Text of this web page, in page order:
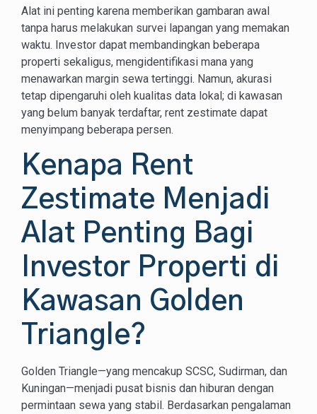
Alat ini penting karena memberikan gambaran awal
tanpa harus melakukan survei lapangan yang memakan
waktu. Investor dapat membandingkan beberapa
properti sekaligus, mengidentifikasi mana yang
menawarkan margin sewa tertinggi. Namun, akurasi
tetap dipengaruhi oleh kualitas data lokal; di kawasan
yang belum banyak terdaftar, rent zestimate dapat
menyimpang beberapa persen.
Kenapa Rent
Zestimate Menjadi
Alat Penting Bagi
Investor Properti di
Kawasan Golden
Triangle?
Golden Triangle—yang mencakup SCSC, Sudirman, dan
Kuningan—menjadi pusat bisnis dan hiburan dengan
permintaan sewa yang stabil. Berdasarkan pengalaman